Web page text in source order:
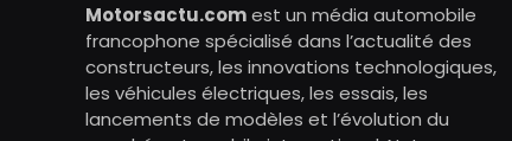
Motorsactu.comest un média automobile
francophone spécialisé dans l’actualité des
constructeurs, les innovations technologiques,
les véhicules électriques, les essais, les
lancements de modèles et l’évolution du